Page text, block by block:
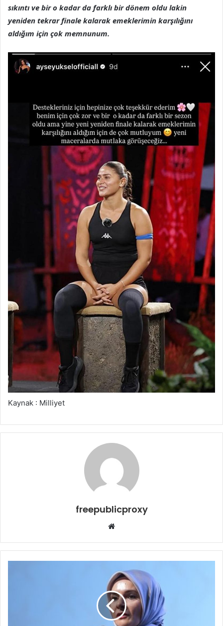
sıkıntı ve bir o kadar da farklı bir dönem oldu lakin
yeniden tekrar finale kalarak emeklerimin karşılığını
aldığım için çok memnunum.
Kaynak : Milliyet
freepublicproxy
Web